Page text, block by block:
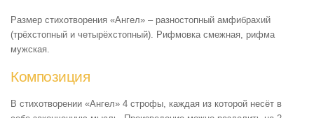
Размер стихотворения «Ангел» – разностопный амфибрахий
(трёхстопный и четырёхстопный). Рифмовка смежная, рифма
мужская.
Композиция
В стихотворении «Ангел» 4 строфы, каждая из которой несёт в